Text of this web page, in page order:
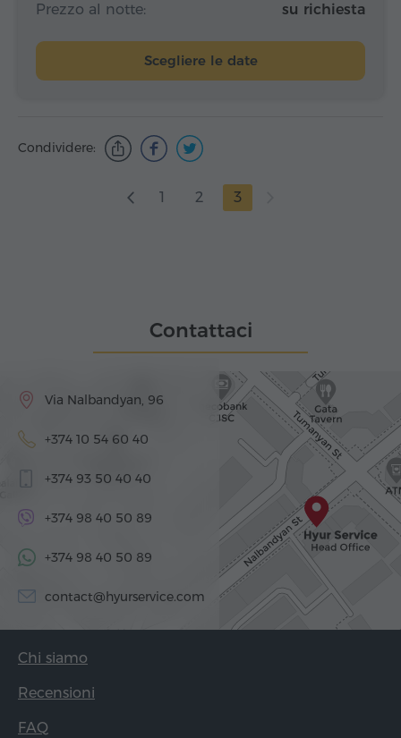
Prezzo al notte: su richiesta
Scegliere le date
Condividere:
1 2 3
Contattaci
Via Nalbandyan, 96
+374 10 54 60 40
+374 93 50 40 40
+374 98 40 50 89
+374 98 40 50 89
contact@hyurservice.com
Chi siamo
Recensioni
FAQ